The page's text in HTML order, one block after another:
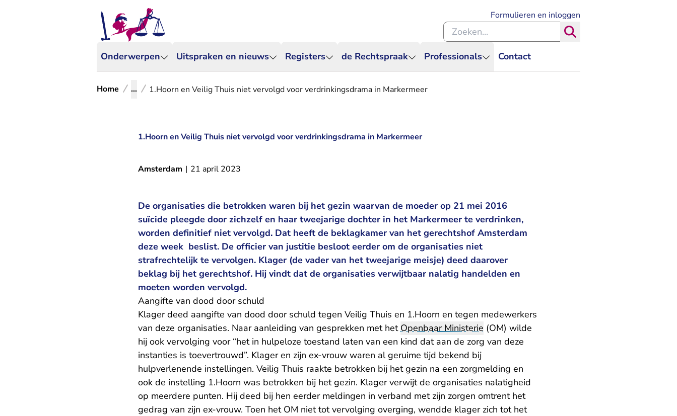
Onderwerpen Uitspraken en nieuws Registers de Rechtspraak Professionals Contact
Formulieren en inloggen
Zoeken binnen de Rechtspraak
Home ... 1.Hoorn en Veilig Thuis niet vervolgd voor verdrinkingsdrama in Markermeer
1.Hoorn en Veilig Thuis niet vervolgd voor verdrinkingsdrama in Markermeer
Amsterdam | 21 april 2023
De organisaties die betrokken waren bij het gezin waarvan de moeder op 21 mei 2016
suïcide pleegde door zichzelf en haar tweejarige dochter in het Markermeer te verdrinken,
worden definitief niet vervolgd. Dat heeft de beklagkamer van het gerechtshof Amsterdam
deze week beslist. De officier van justitie besloot eerder om de organisaties niet
strafrechtelijk te vervolgen. Klager (de vader van het tweejarige meisje) deed daarover
beklag bij het gerechtshof. Hij vindt dat de organisaties verwijtbaar nalatig handelden en
moeten worden vervolgd.
Aangifte van dood door schuld
Klager deed aangifte van dood door schuld tegen Veilig Thuis en 1.Hoorn en tegen medewerkers
van deze organisaties. Naar aanleiding van gesprekken met hetOpenbaar Ministerie (OM) wilde
hij ook vervolging voor “het in hulpeloze toestand laten van een kind dat aan de zorg van deze
instanties is toevertrouwd”. Klager en zijn ex-vrouw waren al geruime tijd bekend bij
hulpverlenende instellingen. Veilig Thuis raakte betrokken bij het gezin na een zorgmelding en
ook de instelling 1.Hoorn was betrokken bij het gezin. Klager verwijt de organisaties nalatigheid
op meerdere punten. Hij deed bij hen eerder meldingen in verband met zijn zorgen omtrent het
gedrag van zijn ex-vrouw. Toen het OM niet tot vervolging overging, wendde klager zich tot het